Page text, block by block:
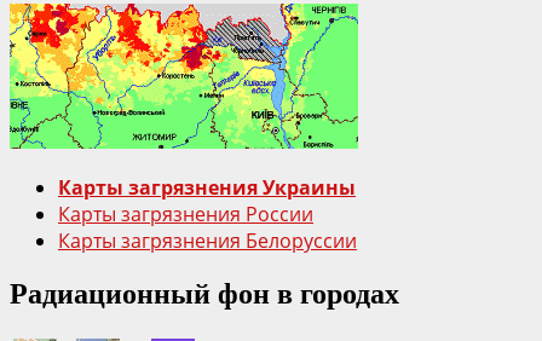
фактов
об
Арке
на
ЧАЭС
Карты загрязнения Украины
Карты загрязнения России
Карты загрязнения Белоруссии
Радиационный фон в городах